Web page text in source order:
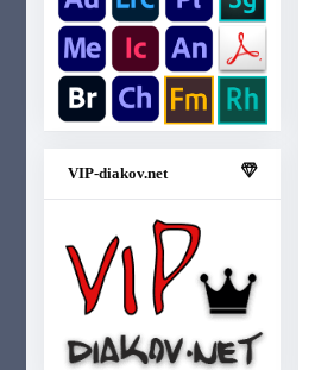
VIP-diakov.net